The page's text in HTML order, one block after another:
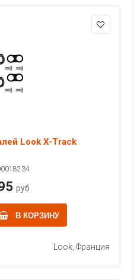
Look X-Track
руб
В КОРЗИНУ
Look, Франция